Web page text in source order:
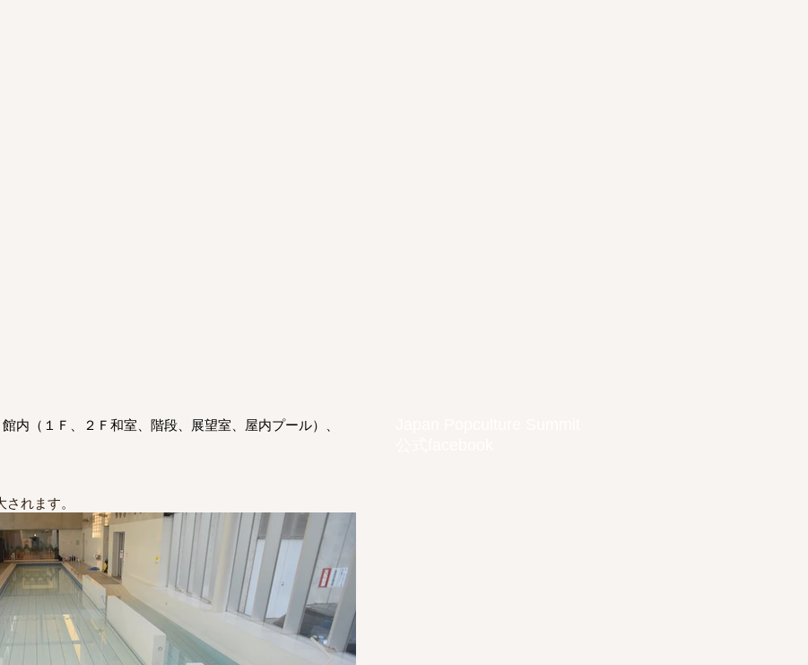
館内（１Ｆ、２Ｆ和室、階段、展望室、屋内プール）、
れます。